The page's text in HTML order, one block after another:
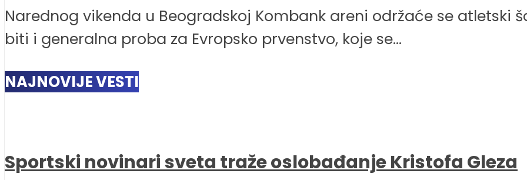
Narednog vikenda u Beogradskoj Kombank areni održaće se atletski
biti i generalna proba za Evropsko prvenstvo, koje se...
NAJNOVIJE VESTI
Sportski novinari sveta traže oslobađanje Kristofa Gleza